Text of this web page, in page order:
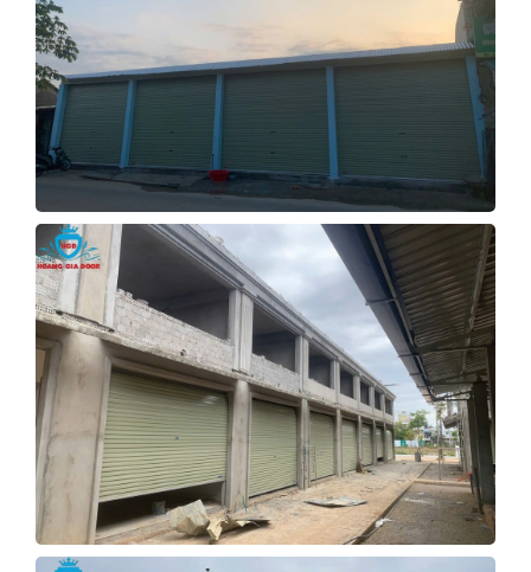
Xem Tiếp
CÔNG TRÌNH CỬA CUỐN ĐỨC
QUẢNG NGÃI
Xem Tiếp